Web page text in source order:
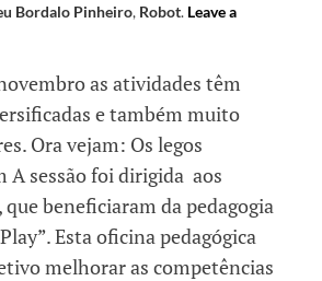
Bordalo Pinheiro, Robot. Leave a
as atividades têm
e também muito
Ora vejam: Os legos
A sessão foi dirigida aos
beneficiaram da pedagogia
Esta oficina pedagógica
melhorar as competências